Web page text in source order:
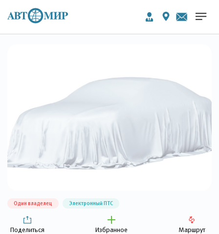
Один владелец Электронный ПТС
Поделиться Избранное Маршрут